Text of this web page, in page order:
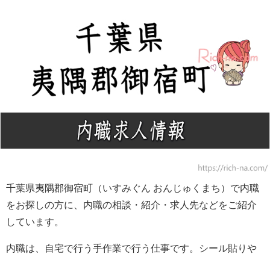
千葉県夷隅郡御宿町（いすみぐん おんじゅくまち）で内職
をお探しの方に、内職の相談・紹介・求人先などをご紹介
しています。
内職は、自宅で行う手作業で行う仕事です。シール貼りや